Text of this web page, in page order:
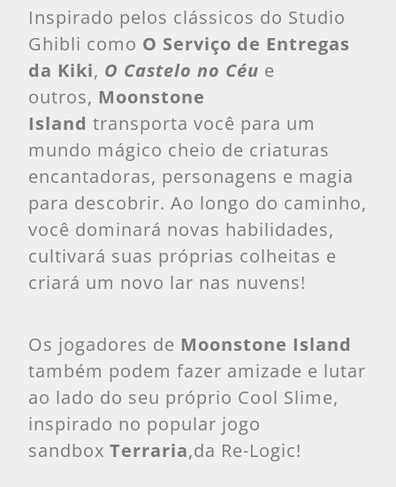
Inspirado pelos clássicos do Studio
Ghibli como O Serviço de Entregas
da Kiki, O Castelo no Céu e
outros, Moonstone
Island transporta você para um
mundo mágico cheio de criaturas
encantadoras, personagens e magia
para descobrir. Ao longo do caminho,
você dominará novas habilidades,
cultivará suas próprias colheitas e
criará um novo lar nas nuvens!
Os jogadores de Moonstone Island
também podem fazer amizade e lutar
ao lado do seu próprio Cool Slime,
inspirado no popular jogo
sandbox Terraria,da Re-Logic!